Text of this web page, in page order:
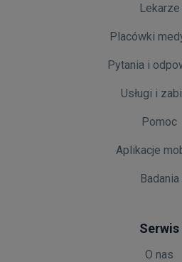
Lekarze
Placówki
Pytania i
Usługi i
Pomoc
Aplikacje
Badania
Serwis
O nas